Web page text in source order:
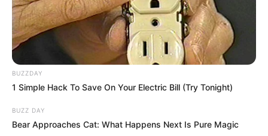
BUZZDAY
1 Simple Hack To Save On Your Electric Bill (Try Tonight)
BUZZ DAY
Bear Approaches Cat: What Happens Next Is Pure Magic